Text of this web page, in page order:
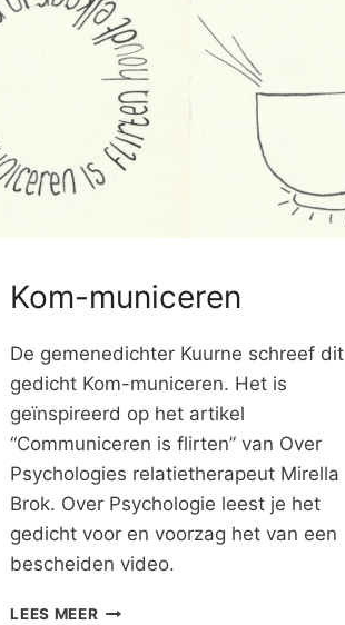
Kom-municeren
De gemenedichter Kuurne schreef dit
gedicht Kom-municeren. Het is
geïnspireerd op het artikel
“Communiceren is flirten” van Over
Psychologies relatietherapeut Mirella
Brok. Over Psychologie leest je het
gedicht voor en voorzag het van een
bescheiden video.
LEES MEERKOM-